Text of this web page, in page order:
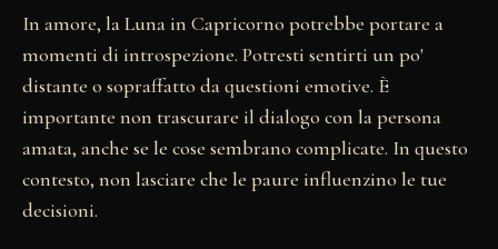
In amore, la Luna in Capricorno potrebbe portare a
momenti di introspezione. Potresti sentirti un po'
distante o sopraffatto da questioni emotive. È
importante non trascurare il dialogo con la persona
amata, anche se le cose sembrano complicate. In questo
contesto, non lasciare che le paure influenzino le tue
decisioni.